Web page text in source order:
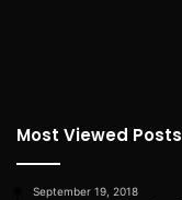
Most Viewed Posts
September 19, 2018